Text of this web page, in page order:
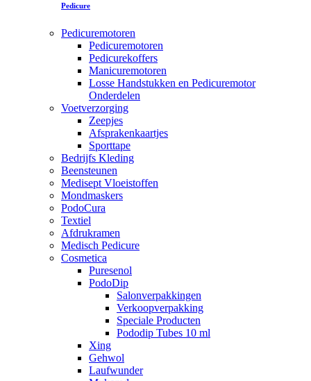
Pedicure
Pedicuremotoren
Pedicuremotoren
Pedicurekoffers
Manicuremotoren
Losse Handstukken en Pedicuremotor
Onderdelen
Voetverzorging
Zeepjes
Afsprakenkaartjes
Sporttape
Bedrijfs Kleding
Beensteunen
Medisept Vloeistoffen
Mondmaskers
PodoCura
Textiel
Afdrukramen
Medisch Pedicure
Cosmetica
Puresenol
PodoDip
Salonverpakkingen
Verkoopverpakking
Speciale Producten
Pododip Tubes 10 ml
Xing
Gehwol
Laufwunder